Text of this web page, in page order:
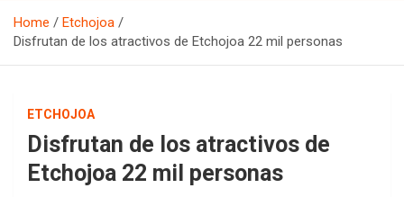
Home
Etchojoa
Disfrutan de los atractivos de Etchojoa 22 mil personas
ETCHOJOA
Disfrutan de los atractivos de
Etchojoa 22 mil personas